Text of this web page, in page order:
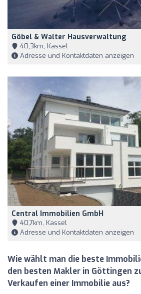
Göbel & Walter Hausverwaltung
40,3km, Kassel
Adresse und Kontaktdaten anzeigen
Central Immobilien GmbH
40,7km, Kassel
Adresse und Kontaktdaten anzeigen
Wie wählt man die beste
den besten Makler in Göttingen
Verkaufen einer Immobilie aus?